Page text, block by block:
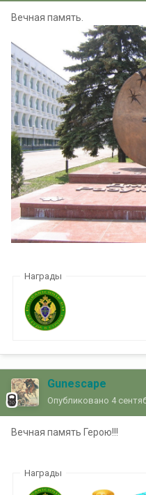
Вечная память.
Награды
Gunescape
Опубликовано 4
Вечная память Герою!!!
Награды